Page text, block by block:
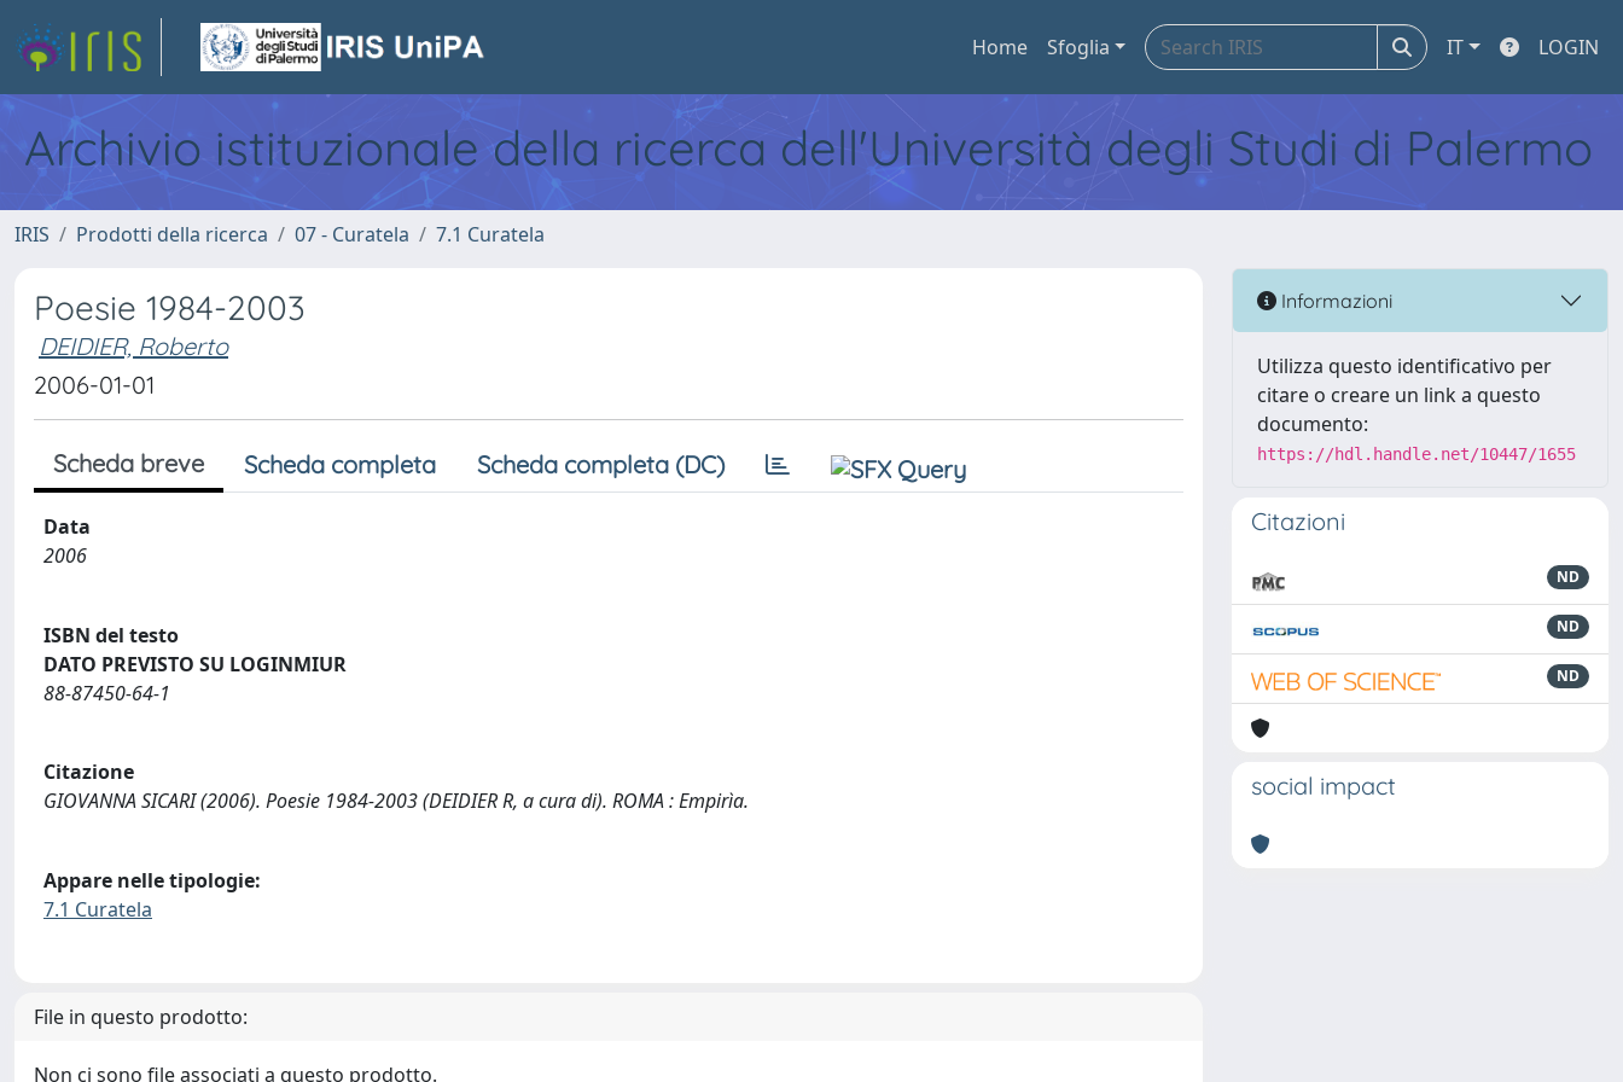
Home Sfoglia IT LOGIN
Archivio istituzionale della ricerca dell'Università degli Studi di Palermo
IRIS Prodotti della ricerca 07 - Curatela 7.1 Curatela
Poesie 1984-2003
DEIDIER, Roberto
2006-01-01
Scheda breve Scheda completa Scheda completa (DC)
Data
2006
ISBN del testo
DATO PREVISTO SU LOGINMIUR
88-87450-64-1
Citazione
GIOVANNA SICARI (2006). Poesie 1984-2003 (DEIDIER R, a cura di). ROMA : Empirìa.
Appare nelle tipologie:
7.1 Curatela
File in questo prodotto:
Non ci sono file associati a questo prodotto.
Informazioni
Utilizza questo identificativo per
citare o creare un link a questo
documento:
https://hdl.handle.net/10447/1655
Citazioni
ND
ND
ND
social impact